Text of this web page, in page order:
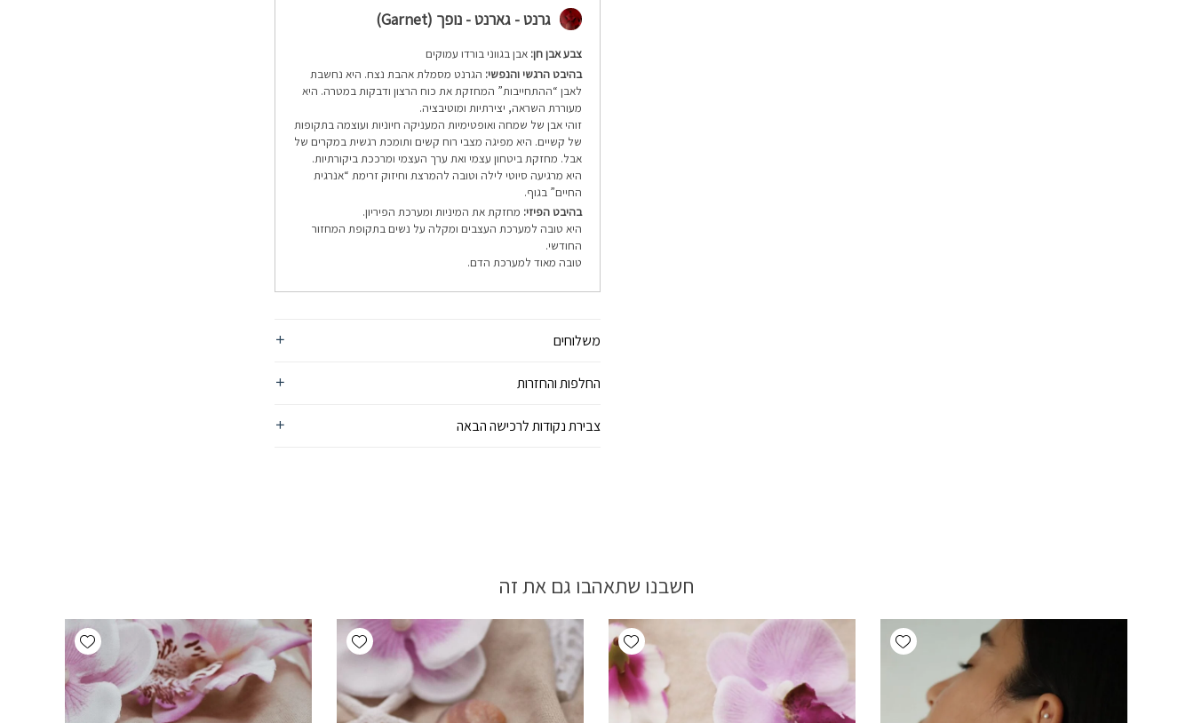
גרנט - גארנט - נופך (Garnet)
צבע אבן חן: אבן בגווני בורדו עמוקים
בהיבט הרגשי והנפשי: הגרנט מסמלת אהבת נצח. היא נחשבת
לאבן “ההתחייבות” המחזקת את כוח הרצון ודבקות במטרה. היא
מעוררת השראה, יצירתיות ומוטיבציה.
זוהי אבן של שמחה ואופטימיות המעניקה חיוניות ועוצמה בתקופות
של קשיים. היא מפיגה מצבי רוח קשים ותומכת רגשית במקרים של
אבל. מחזקת ביטחון עצמי ואת ערך העצמי ומרככת ביקורתיות.
היא מרגיעה סיוטי לילה וטובה להמרצת וחיזוק זרימת “אנרגית
החיים” בגוף.
בהיבט הפיזי: מחזקת את המיניות ומערכת הפיריון.
היא טובה למערכת העצבים ומקלה על נשים בתקופת המחזור
החודשי.
טובה מאוד למערכת הדם.
משלוחים
החלפות והחזרות
צבירת נקודות לרכישה הבאה
חשבנו שתאהבו גם את זה
Add wishlist
Add wishlist
Add wishlist
Add wishlist